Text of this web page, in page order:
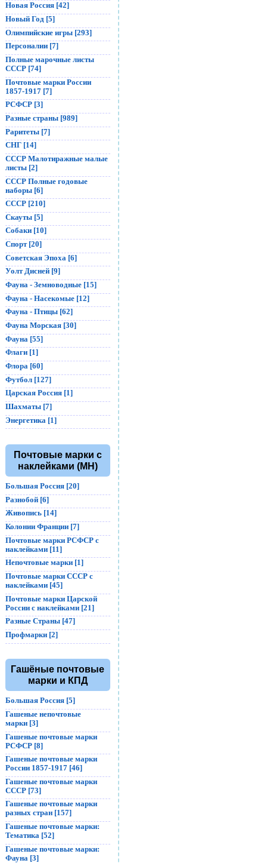
Новая Россия [42]
Новый Год [5]
Олимпийские игры [293]
Персоналии [7]
Полные марочные листы
СССР [74]
Почтовые марки России
1857-1917 [7]
РСФСР [3]
Разные страны [989]
Раритеты [7]
СНГ [14]
СССР Малотиражные малые
листы [2]
СССР Полные годовые
наборы [6]
СССР [210]
Скауты [5]
Собаки [10]
Спорт [20]
Советская Эпоха [6]
Уолт Дисней [9]
Фауна - Земноводные [15]
Фауна - Насекомые [12]
Фауна - Птицы [62]
Фауна Морская [30]
Фауна [55]
Флаги [1]
Флора [60]
Футбол [127]
Царская Россия [1]
Шахматы [7]
Энергетика [1]
Почтовые марки с
наклейками (MH)
Большая Россия [20]
Разнобой [6]
Живопись [14]
Колонии Франции [7]
Почтовые марки РСФСР с
наклейками [11]
Непочтовые марки [1]
Почтовые марки СССР с
наклейками [45]
Почтовые марки Царской
России с наклейками [21]
Разные Страны [47]
Профмарки [2]
Гашёные почтовые
марки и КПД
Большая Россия [5]
Гашеные непочтовые
марки [3]
Гашеные почтовые марки
РСФСР [8]
Гашеные почтовые марки
России 1857-1917 [46]
Гашеные почтовые марки
СССР [73]
Гашеные почтовые марки
разных стран [157]
Гашеные почтовые марки:
Тематика [52]
Гашеные почтовые марки:
Фауна [3]